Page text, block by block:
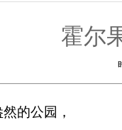
霍尔
的公园，